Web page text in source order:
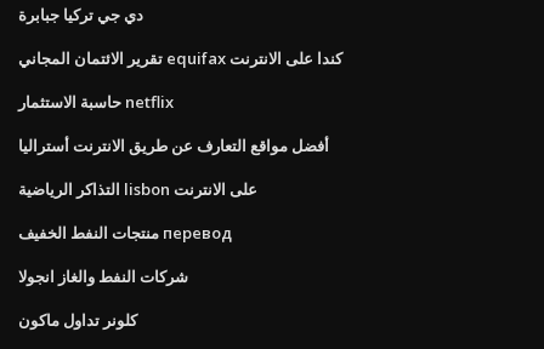
دي جي تركيا جبابرة
تقرير الائتمان المجاني equifax كندا على الانترنت
حاسبة الاستثمار netflix
أفضل مواقع التعارف عن طريق الانترنت أستراليا
التذاكر الرياضية lisbon على الانترنت
منتجات النفط الخفيف перевод
شركات النفط والغاز انجولا
كلونر تداول ماكون